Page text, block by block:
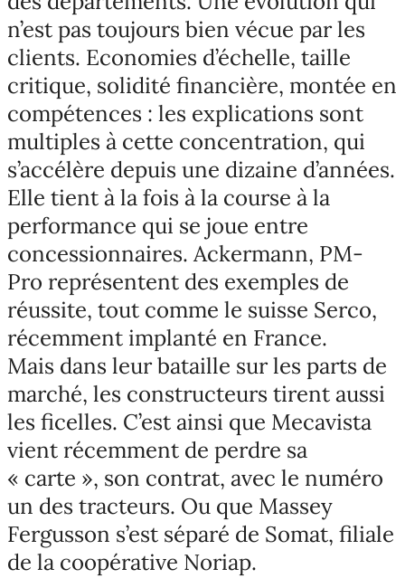
n’est pas toujours bien vécue par les
clients. Economies d’échelle, taille
critique, solidité financière, montée en
compétences : les explications sont
multiples à cette concentration, qui
s’accélère depuis une dizaine d’années.
Elle tient à la fois à la course à la
performance qui se joue entre
concessionnaires. Ackermann, PM-
Pro représentent des exemples de
réussite, tout comme le suisse Serco,
récemment implanté en France.
Mais dans leur bataille sur les parts de
marché, les constructeurs tirent aussi
les ficelles. C’est ainsi que Mecavista
vient récemment de perdre sa
« carte », son contrat, avec le numéro
un des tracteurs. Ou que Massey
Fergusson s’est séparé de Somat, filiale
de la coopérative Noriap.